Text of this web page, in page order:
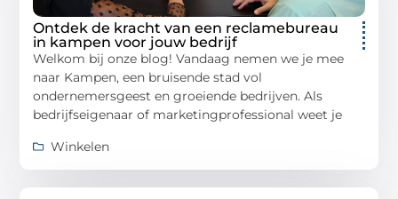
Ontdek de kracht van een reclamebureau
in kampen voor jouw bedrijf
Welkom bij onze blog! Vandaag nemen we je mee
naar Kampen, een bruisende stad vol
ondernemersgeest en groeiende bedrijven. Als
bedrijfseigenaar of marketingprofessional weet je
Winkelen